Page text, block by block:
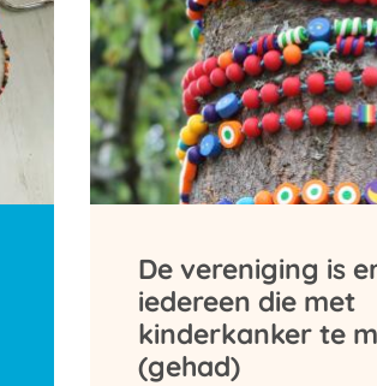
De vereniging is
iedereen die met
kinderkanker te
(gehad)